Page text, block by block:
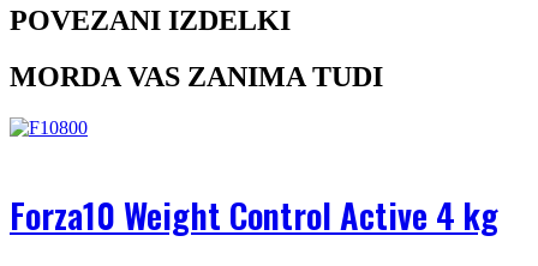
POVEZANI IZDELKI
MORDA VAS ZANIMA TUDI
Forza10 Weight Control Active 4 kg